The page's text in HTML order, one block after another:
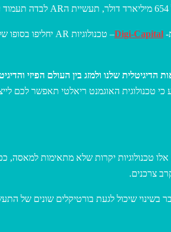
Digi-Capital
טכנולוגית האוגמנט ריאלטי תאפשר לכם
אלו טכנולוגיות יקרות שלא מתאימות למאסה,
צרכנים.
בשינוי שיכול לגעת בורטיקלים שונים של